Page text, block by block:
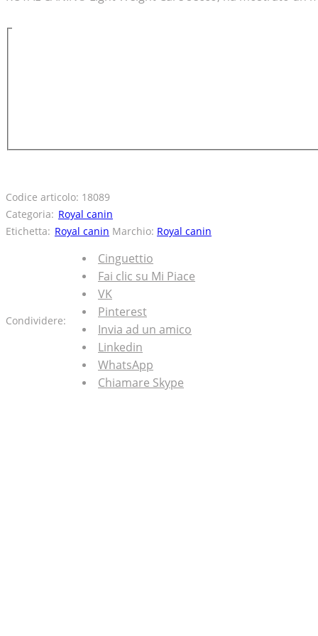
Codice articolo: 18089
Categoria: Royal canin
Etichetta: Royal canin Marchio: Royal canin
Condividere:
Cinguettio
Fai clic su Mi Piace
VK
Pinterest
Invia ad un amico
Linkedin
WhatsApp
Chiamare Skype